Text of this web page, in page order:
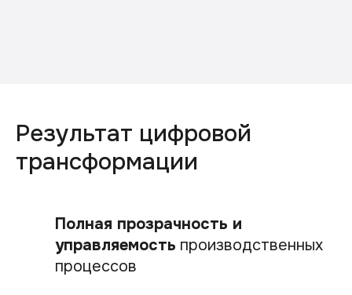
Результат цифровой
трансформации
Полная прозрачность и
управляемость производственных
процессов